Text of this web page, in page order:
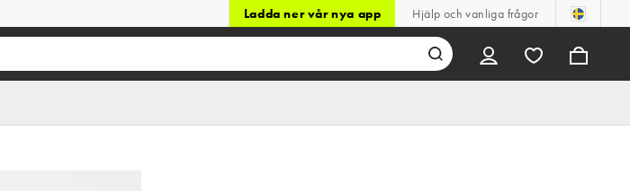
Ladda ner vår nya app Hjälp och vanliga frågor